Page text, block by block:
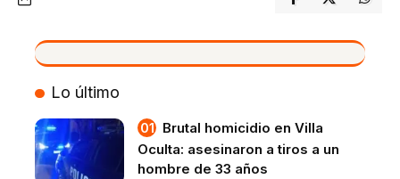
VIVO
Lo último
Brutal homicidio en Villa
Oculta: asesinaron a tiros a un
hombre de 33 años